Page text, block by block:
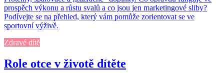
prospěch výkonu a růstu svalů a co jsou jen marketingové sliby?
Podívejte se na přehled, který vám pomůže zorientovat se ve
sportovní výživě.
Zdravé dítě
Role otce v životě dítěte